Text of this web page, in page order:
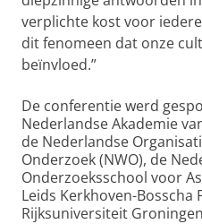
verplichte kost voor
dit fenomeen dat onze
beïnvloed.”
De conferentie werd
Nederlandse Akademie
de Nederlandse
Onderzoek (NWO), de
Onderzoeksschool voor
Leids Kerkhoven-Bosscha
Rijksuniversiteit Groningen